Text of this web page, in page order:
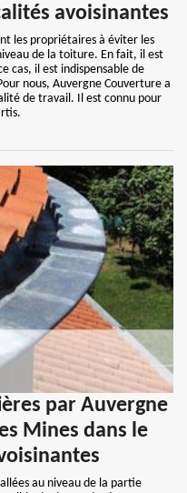
avoisinantes
les propriétaires à éviter les
de la toiture. En fait, il est
cas, il est indispensable de
nous, Auvergne Couverture a
de travail. Il est connu pour
par Auvergne
Mines dans le
au niveau de la partie